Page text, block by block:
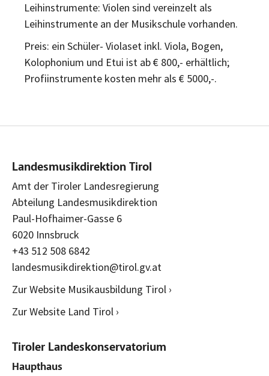
Leihinstrumente: Violen sind vereinzelt als
Leihinstrumente an der Musikschule vorhanden.
Preis: ein Schüler- Violaset inkl. Viola, Bogen,
Kolophonium und Etui ist ab € 800,- erhältlich;
Profiinstrumente kosten mehr als € 5000,-.
Landesmusikdirektion Tirol
Amt der Tiroler Landesregierung
Abteilung Landesmusikdirektion
Paul-Hofhaimer-Gasse 6
6020 Innsbruck
+43 512 508 6842
landesmusikdirektion@tirol.gv.at
Zur Website Musikausbildung Tirol ›
Zur Website Land Tirol ›
Tiroler Landeskonservatorium
Haupthaus